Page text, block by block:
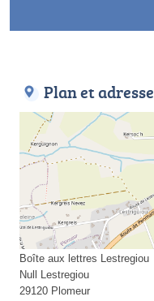
Plan et adresse
Boîte aux lettres Lestregiou
Null Lestregiou
29120 Plomeur